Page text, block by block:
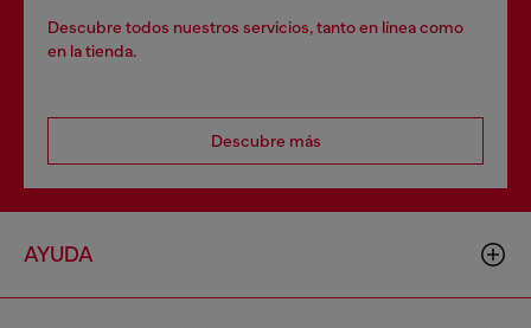
Descubre todos nuestros servicios, tanto en línea como
en la tienda.
Descubre más
AYUDA